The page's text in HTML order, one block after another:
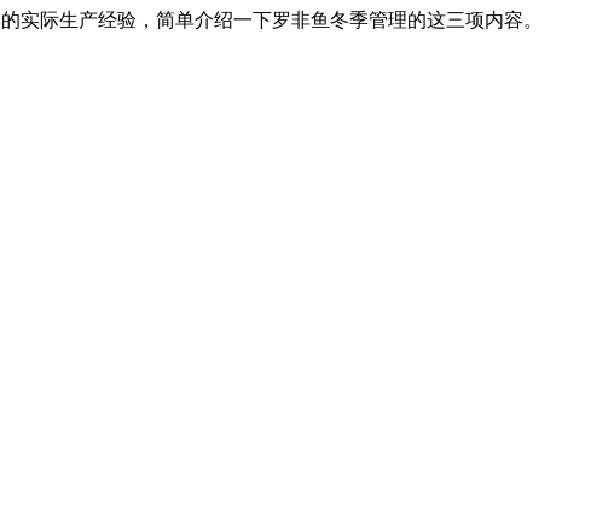
际生产经验，简单介绍一下罗非鱼冬季管理的这三项内容。